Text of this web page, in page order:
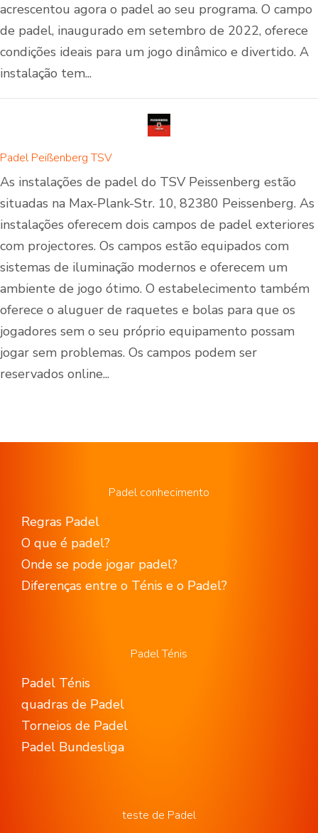
acrescentou agora o padel ao seu programa. O campo
de padel, inaugurado em setembro de 2022, oferece
condições ideais para um jogo dinâmico e divertido. A
instalação tem...
Padel Peißenberg TSV
As instalações de padel do TSV Peissenberg estão
situadas na Max-Plank-Str. 10, 82380 Peissenberg. As
instalações oferecem dois campos de padel exteriores
com projectores. Os campos estão equipados com
sistemas de iluminação modernos e oferecem um
ambiente de jogo ótimo. O estabelecimento também
oferece o aluguer de raquetes e bolas para que os
jogadores sem o seu próprio equipamento possam
jogar sem problemas. Os campos podem ser
reservados online...
Padel conhecimento
Regras Padel
O que é padel?
Onde se pode jogar padel?
Diferenças entre o Ténis e o Padel?
Padel Ténis
Padel Ténis
quadras de Padel
Torneios de Padel
Padel Bundesliga
teste de Padel